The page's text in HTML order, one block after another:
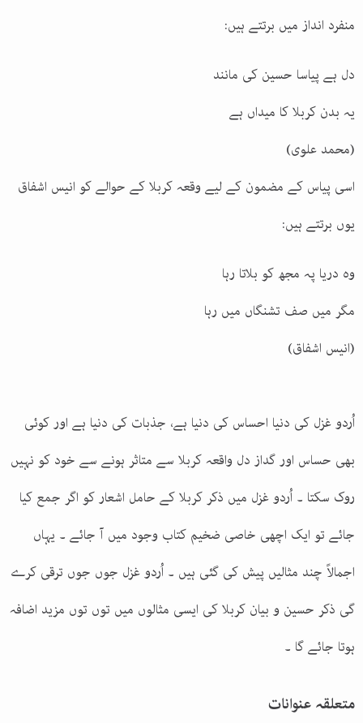
منفرد انداز میں برتتے ہیں:
دل ہے پیاسا حسین کی مانند
یہ بدن کربلا کا میداں ہے
(محمد علوی)
اسی پیاس کے مضمون کے لیے وقعہ کربلا کے حوالے کو انیس اشفاق
یوں برتتے ہیں:
وہ دریا پہ مجھ کو بلاتا رہا
مگر میں صف تشنگاں میں رہا
(انیس اشفاق)
اُردو غزل کی دنیا احساس کی دنیا ہے، جذبات کی دنیا ہے اور کوئی
بھی حساس اور گداز دل واقعہ کربلا سے متاثر ہونے سے خود کو نہیں
روک سکتا ۔ اُردو غزل میں ذکر کربلا کے حامل اشعار کو اگر جمع کیا
جائے تو ایک اچھی خاصی ضخیم کتاب وجود میں آ جائے ۔ یہاں
اجمالاً چند مثالیں پیش کی گئی ہیں ۔ اُردو غزل جوں جوں ترقی کرے
گی ذکر حسین و بیان کربلا کی ایسی مثالوں میں توں توں مزید اضافہ
ہوتا جائے گا ۔
متعلقہ عنوانات